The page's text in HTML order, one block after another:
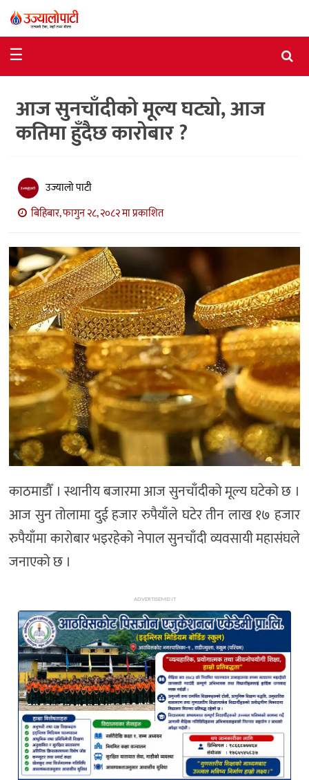
राजनीति
विशेष
आर्थिक
अन्तर्वार्ता
मनोरञ्जन
विज्ञान
प्रविधि
खेलकुद
अन्य
☰
आज सुनचाँदीको मूल्य घट्यो, आज
कतिमा हुँदैछ कारोबार ?
उज्यालो पाटी
बिहिबार, फागुन २८, २०८२ मा प्रकाशित
काठमाडौँ । स्थानीय बजारमा आज सुनचाँदीको मूल्य घटेको छ ।
आज सुन तोलामा दुई हजार रुपैयाँले घटेर तीन लाख १७ हजार
रुपैयाँमा कारोबार भइरहेको नेपाल सुनचाँदी व्यवसायी महासंघले
जनाएको छ ।
ADVERTISEMENT